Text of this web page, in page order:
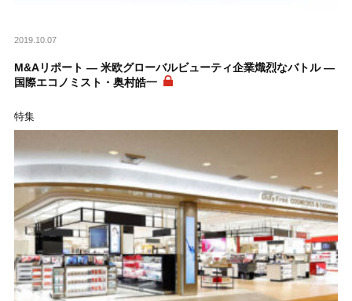
2019.10.07
M&Aリポート ― 米欧グローバルビューティ企業熾烈なバトル ―
国際エコノミスト・奥村皓一
特集